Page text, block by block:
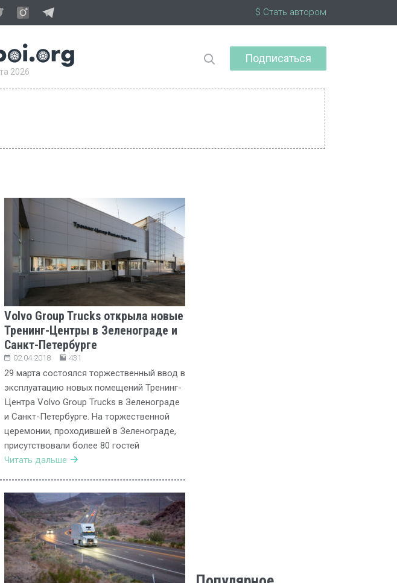
$ Стать автором
2026
Подписаться
Volvo Group Trucks открыла новые
Тренинг-Центры в Зеленограде и
Санкт-Петербурге
02.04.2018 431
29 марта состоялся торжественный ввод в
эксплуатацию новых помещений Тренинг-
Центра Volvo Group Trucks в Зеленограде
и Санкт-Петербурге. На торжественной
церемонии, проходившей в Зеленограде,
присутствовали более 80 гостей
Читать дальше